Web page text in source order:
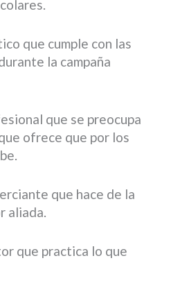
que cumple con las
la campaña
que se preocupa
ofrece que por los
que hace de la
aliada.
que practica lo que